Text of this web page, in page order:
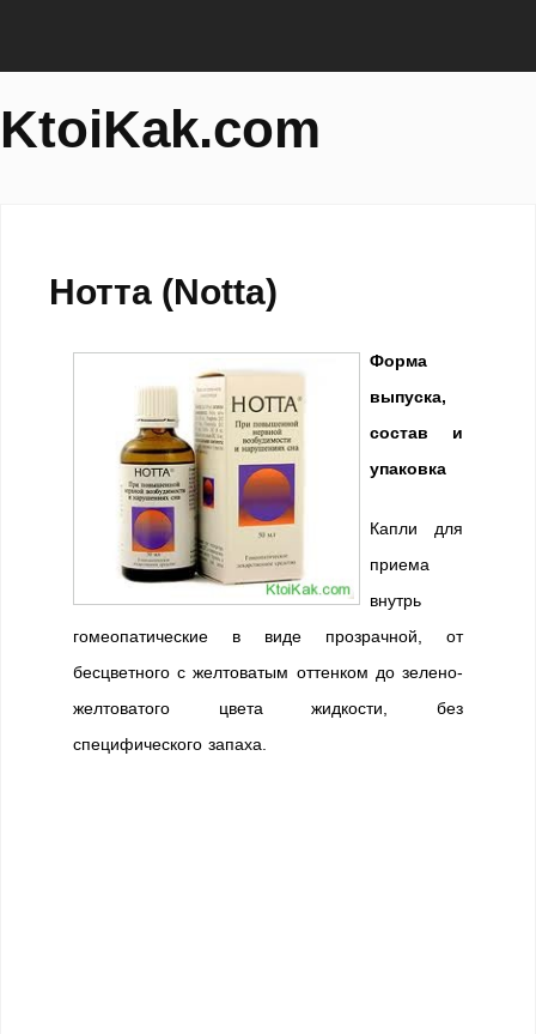
KtoiKak.com
Нотта (Notta)
Форма
выпуска,
состав и
упаковка
Капли для
приема
внутрь
гомеопатические в виде прозрачной, от
бесцветного с желтоватым оттенком до зелено-
желтоватого цвета жидкости, без
специфического запаха.